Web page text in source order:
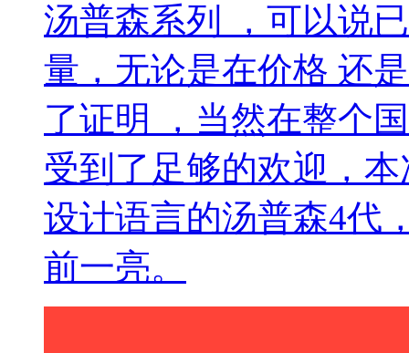
汤普森系列 ，可以说
量，无论是在价格 还
了证明 ，当然在整个
受到了足够的欢迎，
设计语言的汤普森4代
前一亮。